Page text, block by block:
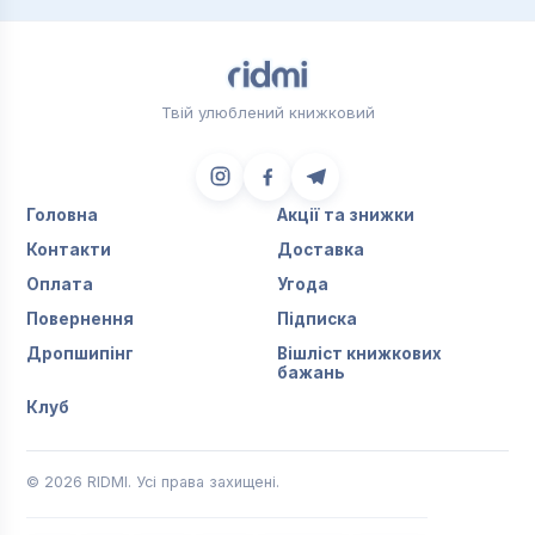
Твій улюблений книжковий
Головна
Акції та знижки
Контакти
Доставка
Оплата
Угода
Повернення
Підписка
Дропшипінг
Вішліст книжкових
бажань
Клуб
© 2026 RIDMI. Усі права захищені.